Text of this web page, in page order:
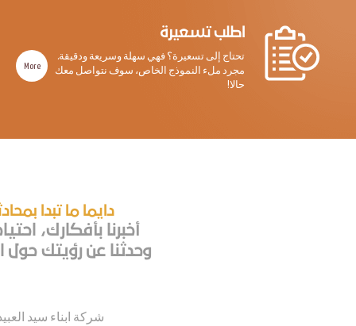
اطلب تسعيرة
تحتاج إلى تسعيرة؟ فهي سهلة وسريعة ودقيقة.
مجرد ملء النموذج الخاص، سوف نتواصل معك
حالا!
More
دايما ما تبدا
أخبرنا بأفكارك،
وحدثنا عن رؤيتك حول
شركة ابناء سيد